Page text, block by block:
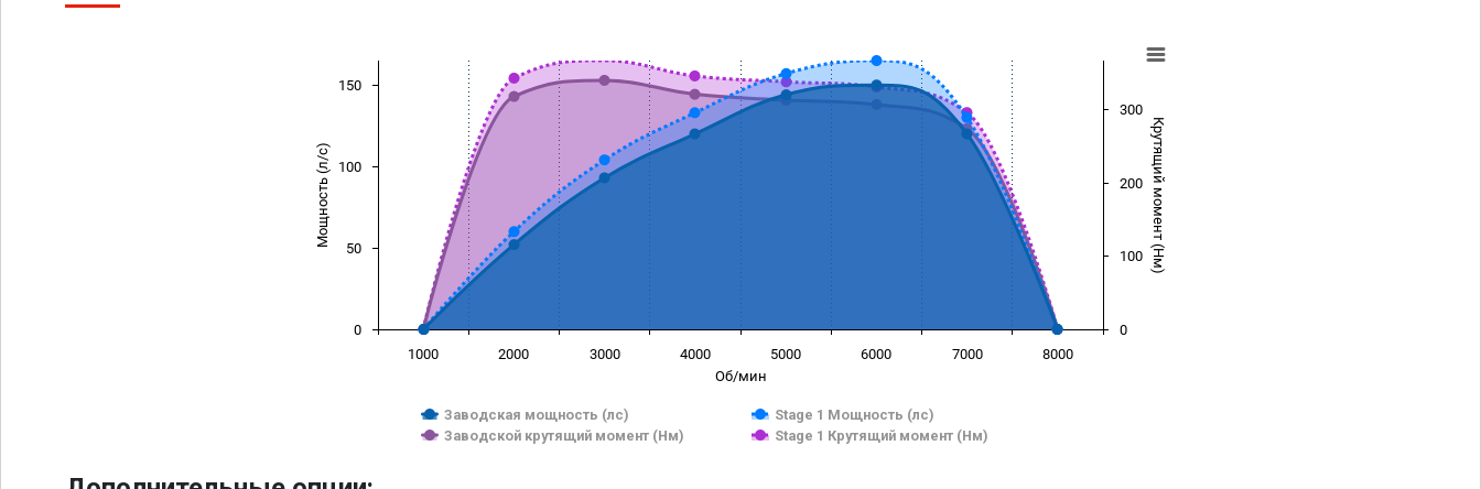
Об/мин
Мощность (л/с) Крутящий момент (Нм)
Заводская мощность (лс)
Stage 1 Мощность (лс)
Заводской крутящий момент (Нм)
Stage 1 Крутящий момент (Нм)
1000 2000 3000 4000 5000 6000 7000 8000
0
50
100
150
0
100
200
300